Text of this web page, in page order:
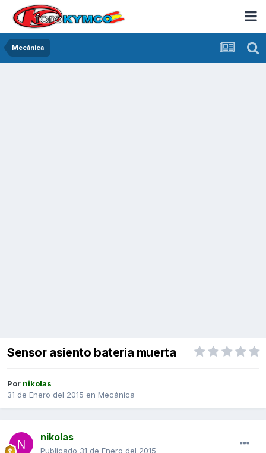
Mecánica
Sensor asiento bateria muerta
Por nikolas
31 de Enero del 2015 en Mecánica
nikolas
Publicado 31 de Enero del 2015